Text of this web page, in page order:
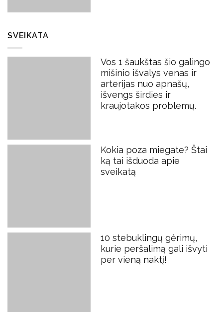
SVEIKATA
Vos 1 šaukštas šio galingo
mišinio išvalys venas ir
arterijas nuo apnašų,
išvengs širdies ir
kraujotakos problemų.
Kokia poza miegate? Štai
ką tai išduoda apie
sveikatą
10 stebuklingų gėrimų,
kurie peršalimą gali išvyti
per vieną naktį!